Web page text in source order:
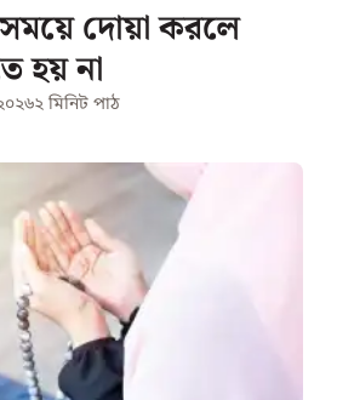
সময়ে দোয়া করলে
হয় না
২ মিনিট পাঠ